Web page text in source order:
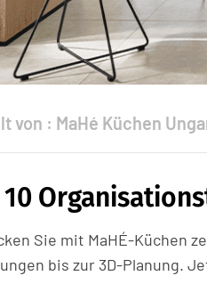
von : MaHé Küchen
10
Sie mit MaHÉ-Küchen
bis zur 3D-Planung.